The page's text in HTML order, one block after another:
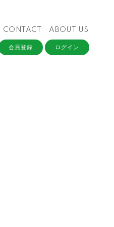
CONTACT ABOUT US
会員登録 ログイン